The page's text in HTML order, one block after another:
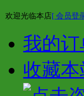
欢迎光临本店[ 会员登
我的订
收藏本